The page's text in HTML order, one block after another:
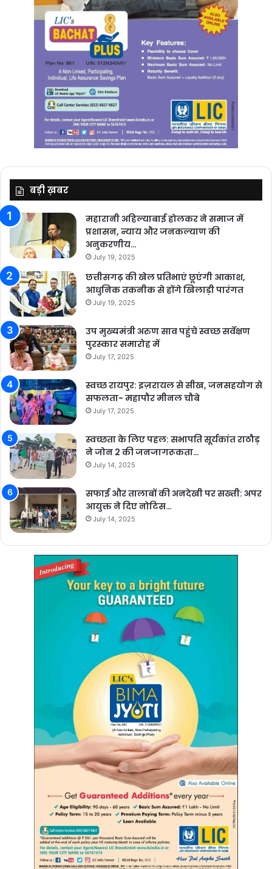
बड़ी ख़बर
महारानी अहिल्याबाई होलकर ने समाज में
प्रशासन, न्याय और जनकल्याण की
अनुकरणीय…
July 19, 2025
छत्तीसगढ़ की खेल प्रतिभाएं छूएंगी आकाश,
आधुनिक तकनीक से होंगे खिलाड़ी पारंगत
July 19, 2025
उप मुख्यमंत्री अरुण साव पहुंचे स्वच्छ सर्वेक्षण
पुरस्कार समारोह में
July 17, 2025
स्वच्छ रायपुर: इज़रायल से सीख, जनसहयोग से
सफलता- महापौर मीनल चौबे
July 17, 2025
स्वच्छता के लिए पहल: सभापति सूर्यकांत राठौड़
ने जोन 2 की जनजागरूकता…
July 14, 2025
सफाई और तालाबों की अनदेखी पर सख्ती: अपर
आयुक्त ने दिए नोटिस…
July 14, 2025